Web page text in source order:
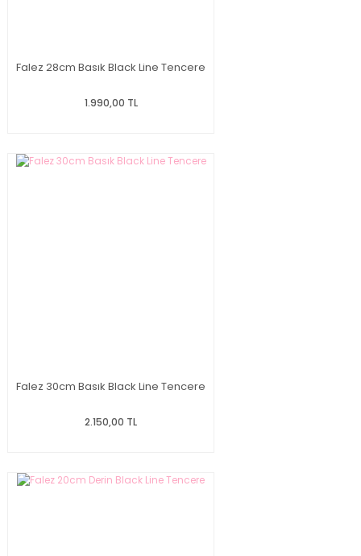
Falez 28cm Basık Black Line Tencere
1.990,00 TL
Falez 30cm Basık Black Line Tencere
2.150,00 TL